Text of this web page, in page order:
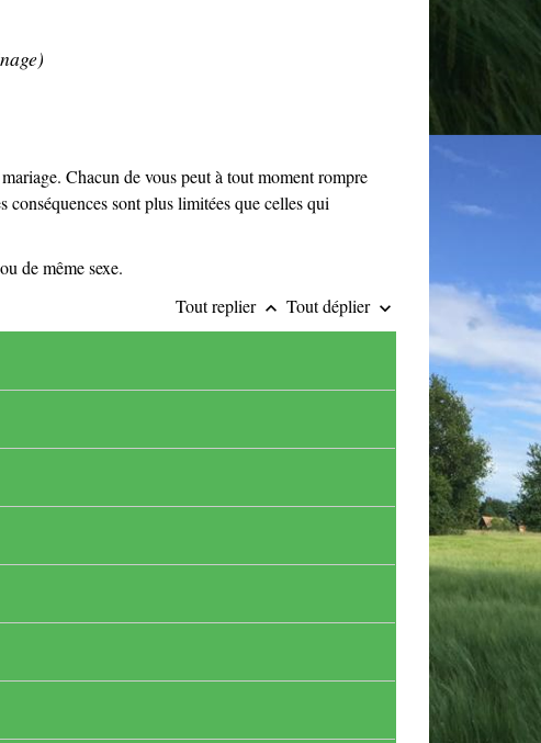
Chacun de vous peut à tout moment rompre
sont plus limitées que celles qui
de même sexe.
Tout replier keyboard_arrow_up Tout déplier keyboard_arrow_down